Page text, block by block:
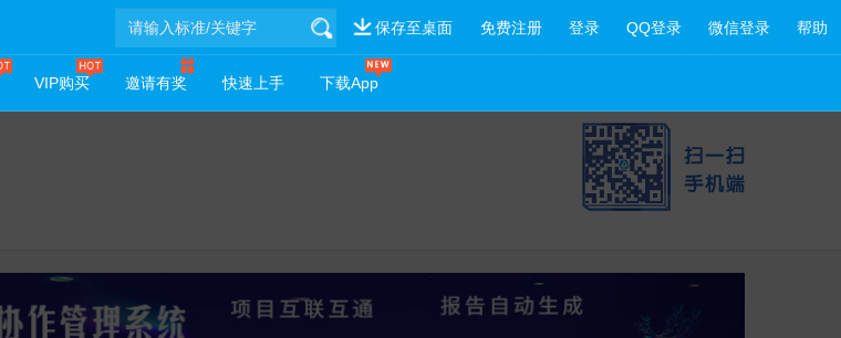
免费注册 登录 QQ登录 微信登录 帮助
保存至桌面
VIP购买 邀请有奖 快速上手 下载App